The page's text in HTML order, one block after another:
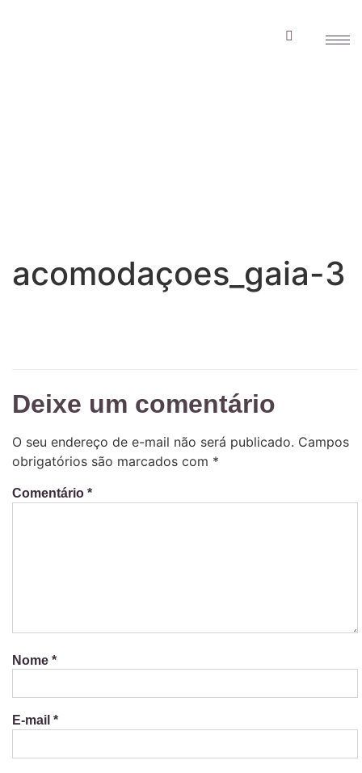
acomodaçoes_gaia-3
Deixe um comentário
O seu endereço de e-mail não será publicado. Campos
obrigatórios são marcados com *
Comentário *
Nome *
E-mail *